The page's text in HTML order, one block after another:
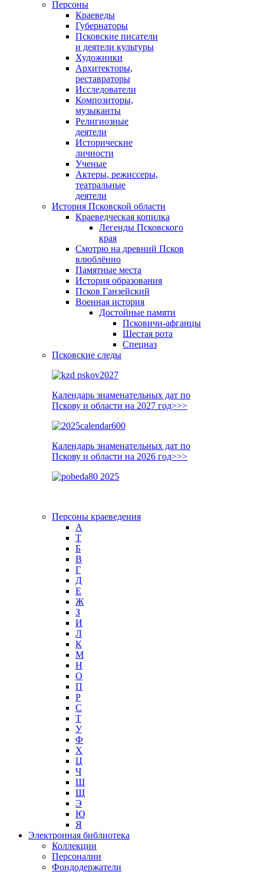
Персоны
Краеведы
Губернаторы
Псковские писатели
и деятели культуры
Художники
Архитекторы,
реставраторы
Исследователи
Композиторы,
музыканты
Религиозные
деятели
Исторические
личности
Ученые
Актеры, режиссеры,
театральные
деятели
История Псковской области
Краеведческая копилка
Легенды Псковского
края
Смотрю на древний Псков
влюблённо
Памятные места
История образования
Псков Ганзейский
Военная история
Достойные памяти
Псковичи-афганцы
Шестая рота
Спецназ
Псковские следы
Календарь знаменательных дат по
Пскову и области на 2027 год>>>
Календарь знаменательных дат по
Пскову и области на 2026 год>>>
Персоны краеведения
А
T
Б
В
Г
Д
Е
Ж
З
И
Л
К
М
Н
О
П
Р
С
Т
У
Ф
Х
Ц
Ч
Ш
Щ
Э
Ю
Я
Электронная библиотека
Коллекции
Персоналии
Фондодержатели